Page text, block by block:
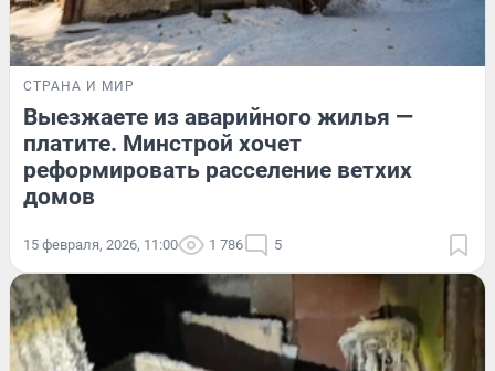
СТРАНА И МИР
Выезжаете из аварийного жилья —
платите. Минстрой хочет
реформировать расселение ветхих
домов
15 февраля, 2026, 11:00 1 786 5